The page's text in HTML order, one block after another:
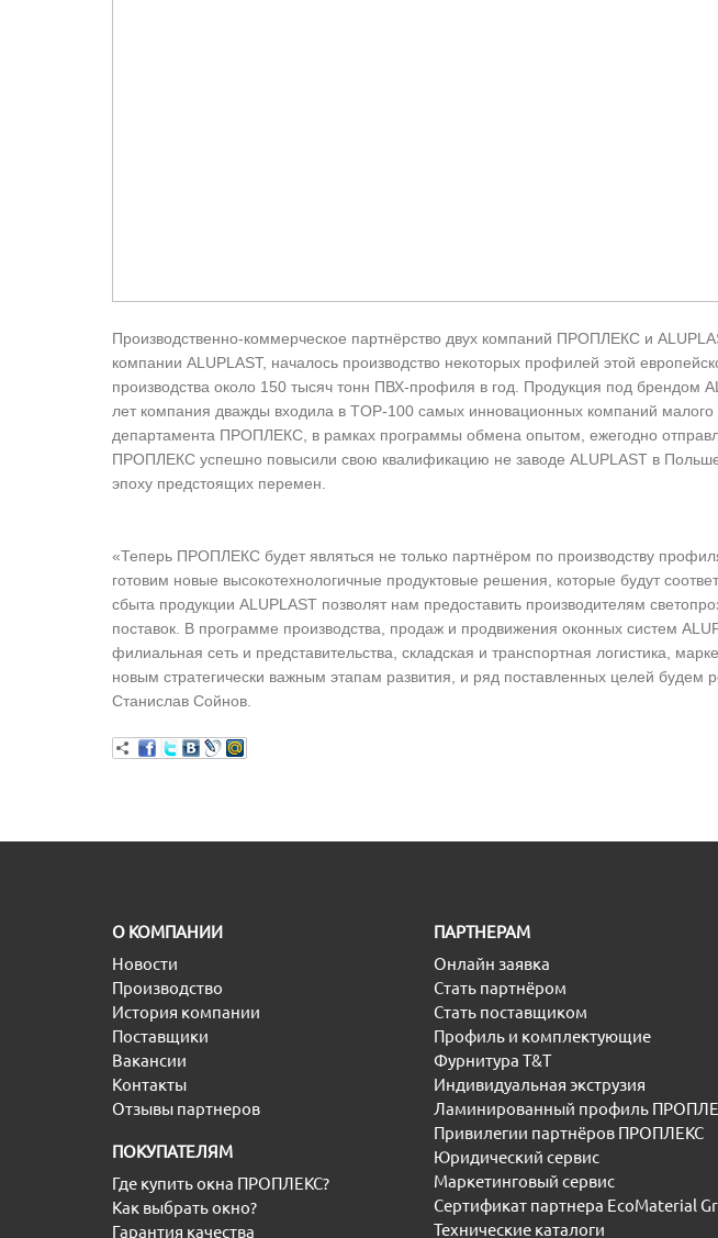
Производственно-коммерческое партнёрство двух компаний ПРОПЛЕКС и
компании ALUPLAST, началось производство некоторых профилей этой
производства около 150 тысяч тонн ПВХ-профиля в год. Продукция под брендом
лет компания дважды входила в TOP-100 самых инновационных компаний
департамента ПРОПЛЕКС, в рамках программы обмена опытом, ежегодно
ПРОПЛЕКС успешно повысили свою квалификацию не заводе ALUPLAST в
эпоху предстоящих перемен.
«Теперь ПРОПЛЕКС будет являться не только партнёром по производству
готовим новые высокотехнологичные продуктовые решения, которые будут
сбыта продукции ALUPLAST позволят нам предоставить производителям
поставок. В программе производства, продаж и продвижения оконных систем
филиальная сеть и представительства, складская и транспортная логистика,
новым стратегически важным этапам развития, и ряд поставленных целей
Станислав Сойнов.
O КОМПАНИИ
Новости
Производство
История компании
Поставщики
Вакансии
Контакты
Отзывы партнеров
ПОКУПАТЕЛЯМ
Где купить окна ПРОПЛЕКС?
Как выбрать окно?
Гарантия качества
ПАРТНЕРАМ
Онлайн заявка
Стать партнёром
Стать поставщиком
Профиль и комплектующие
Фурнитура T&T
Индивидуальная экструзия
Ламинированный профиль
Привилегии партнёров ПРОПЛЕКС
Юридический сервис
Маркетинговый сервис
Сертификат партнера EcoMaterial
Технические каталоги